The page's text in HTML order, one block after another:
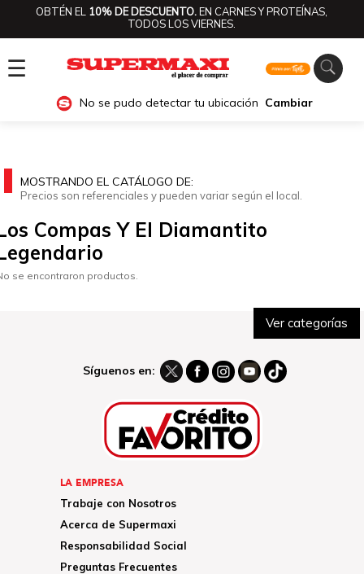
OBTÉN EL 10% DE DESCUENTO.EN CARNES Y PROTEÍNAS,
TODOS LOS VIERNES.
☰
No se pudo detectar tu ubicación Cambiar
Ver categorías
MOSTRANDO EL CATÁLOGO DE:
Precios son referenciales y pueden variar según el local.
Compas Y El Diamantito
se encontraron productos.
Síguenos en:
LA EMPRESA
Trabaje con Nosotros
Acerca de Supermaxi
Responsabilidad Social
Preguntas Frecuentes